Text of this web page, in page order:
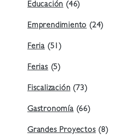
Educación (46)
Emprendimiento (24)
Feria (51)
Ferias (5)
Fiscalización (73)
Gastronomía(66)
Grandes Proyectos (8)